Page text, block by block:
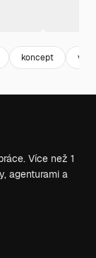
koncept vize
Více než 1
agenturami a